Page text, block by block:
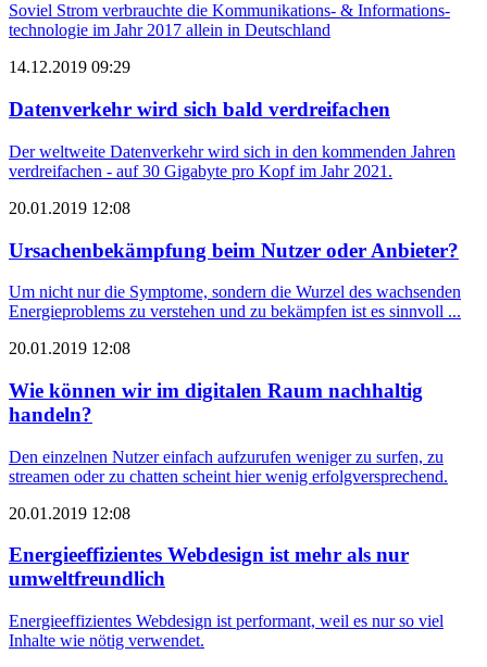
Soviel Strom verbrauchte die Kommunikations- & Informations­
technologie im Jahr 2017 allein in Deutschland
14.12.2019 09:29
Datenverkehr wird sich bald verdreifachen
Der weltweite Datenverkehr wird sich in den kommenden Jahren
verdreifachen - auf 30 Gigabyte pro Kopf im Jahr 2021.
20.01.2019 12:08
Ursachenbekämpfung beim Nutzer oder Anbieter?
Um nicht nur die Symptome, sondern die Wurzel des wachsenden
Energieproblems zu verstehen und zu bekämpfen ist es sinnvoll ...
20.01.2019 12:08
Wie können wir im digitalen Raum nachhaltig
handeln?
Den einzelnen Nutzer einfach aufzurufen weniger zu surfen, zu
streamen oder zu chatten scheint hier wenig erfolgversprechend.
20.01.2019 12:08
Energieeffizientes ­Webdesign ist mehr als nur
umweltfreundlich
Energieeffizientes Webdesign ist performant, weil es nur so viel
Inhalte wie nötig verwendet.